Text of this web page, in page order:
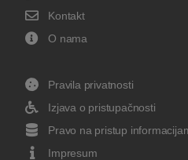
Kontakt
O nama
Pravila privatnosti
Izjava o pristupačnosti
Pravo na pristup
Impresum